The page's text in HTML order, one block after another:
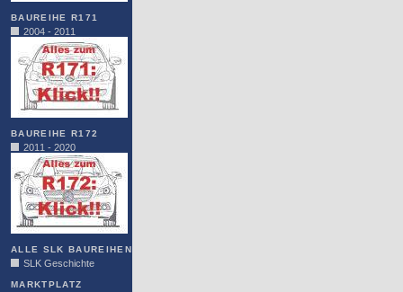
BAUREIHE R171
2004 - 2011
BAUREIHE R172
2011 - 2020
ALLE SLK BAUREIHEN
SLK Geschichte
MARKTPLATZ